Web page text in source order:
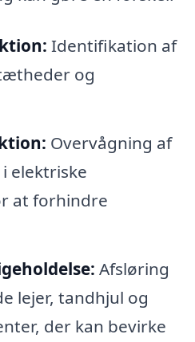
Identifikation af
og
Overvågning af
elektriske
at forhindre
Afsløring
lejer, tandhjul og
der kan bevirke